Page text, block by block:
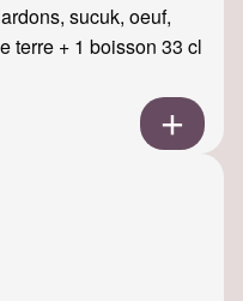
sucuk, oeuf,
terre + 1 boisson 33 cl